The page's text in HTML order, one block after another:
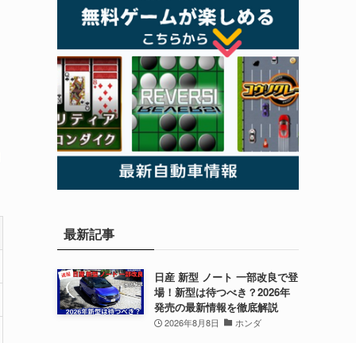
最新記事
日産 新型 ノート 一部改良で登
場！新型は待つべき？2026年
発売の最新情報を徹底解説
2026年8月8日 ホンダ